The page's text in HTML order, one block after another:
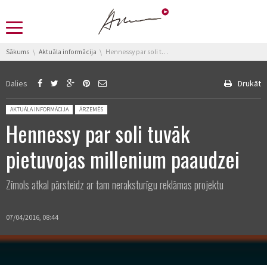
You are here:
Sākums Aktuāla informācija Hennessy par soli tuvāk pietuvojas millenium paaudzei
Dalies Drukāt
Posted in:
AKTUĀLA INFORMĀCIJA ĀRZEMĒS
Hennessy par soli tuvāk
pietuvojas millenium paaudzei
Zīmols atkal pārsteidz ar tam neraksturīgu reklāmas projektu
07/04/2016, 08:44